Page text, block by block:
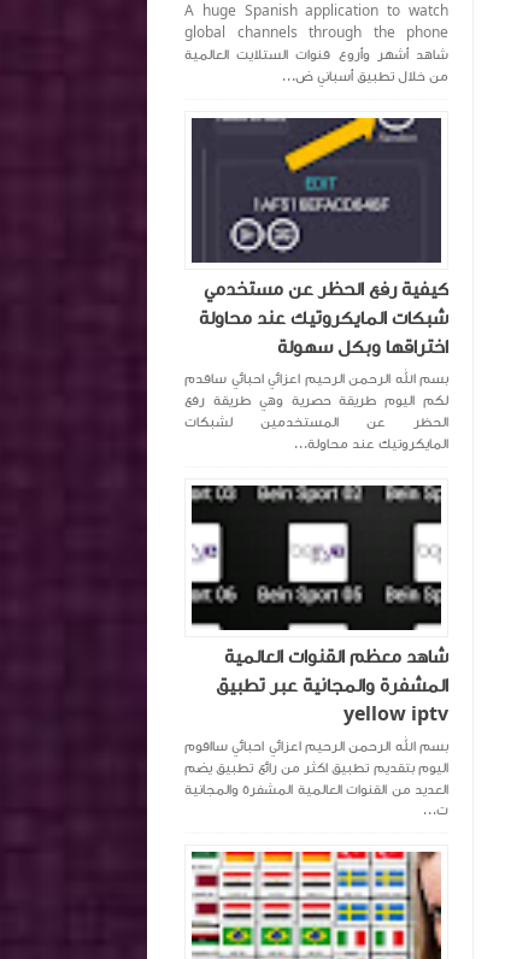
A huge Spanish application to watch
global channels through the phone
شاهد أشهر وأروع قنوات الستلايت العالمية
من خلال تطبيق أسباني ض...
كيفية رفع الحظر عن مستخدمي
شبكات المايكروتيك عند محاولة
اختراقها وبكل سهولة
بسم الله الرحمن الرحيم اعزائي احبائي ساقدم
لكم اليوم طريقة حصرية وهي طريقة رفع
الحظر عن المستخدمين لشبكات
المايكروتيك عند محاولة...
شاهد معظم القنوات العالمية
المشفرة والمجانية عبر تطبيق
yellow iptv
بسم الله الرحمن الرحيم اعزائي احبائي سااقوم
اليوم بتقديم تطبيق اكثر من رائع تطبيق يضم
العديد من القنوات العالمية المشفرة والمجانية
ت...